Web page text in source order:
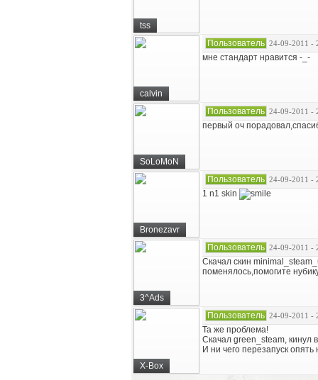
tss
calvin
Пользователь 24-09-2011 -
мне стандарт нравится -_-
SoLoMoN
Пользователь 24-09-2011 -
первый оч
Bronezavr
Пользователь 24-09-2011 -
1 n1 skin
3^Ads
Пользователь 24-09-2011 -
Скачал скин
поменялось,помогите
X-Box
Пользователь 24-09-2011 -
Та же проблема!
Скачал green_steam, кинул
И ни чего перезапуск